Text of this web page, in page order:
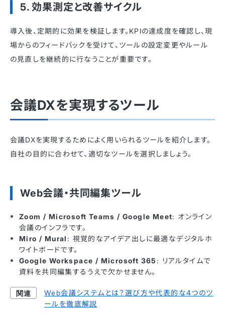
5. 効果測定と改善サイクル
導入後、定期的に効果を検証します。KPIの達成度を確認し、現
場からのフィードバックを受けて、ツールの設定変更やルール
の見直しを継続的に行なうことが重要です。
会議DXを実現するツール
会議DXを実現するためによく用いられるツールを紹介します。
自社の目的に合わせて、適切なツールを選択しましょう。
Web会議・共同編集ツール
Zoom / Microsoft Teams / Google Meet: オンライン
会議のインフラです。
Miro / Mural : 視覚的なアイデア出しに最適なデジタルホ
ワイトボードです。
Google Workspace / Microsoft 365 : リアルタイムで
資料を共同編集するうえで欠かせません。
Web会議システムとは？選び方や代表的な4つのツ
ールを徹底解説